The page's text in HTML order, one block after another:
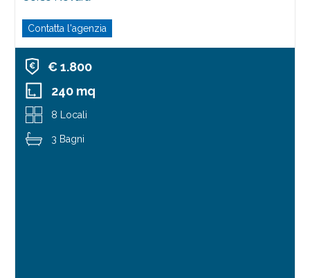
Contatta l'agenzia
€ 1.800
240 mq
8 Locali
3 Bagni